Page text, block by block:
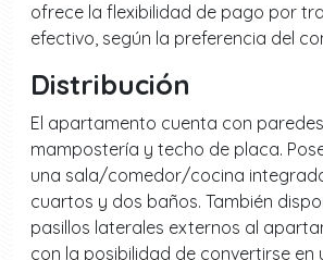
ofrece la flexibilidad de pago por
efectivo, según la preferencia del
Distribución
El apartamento cuenta con
mampostería y techo de placa.
una sala/comedor/cocina
cuartos y dos baños. También
pasillos laterales externos al
con la posibilidad de convertirse en